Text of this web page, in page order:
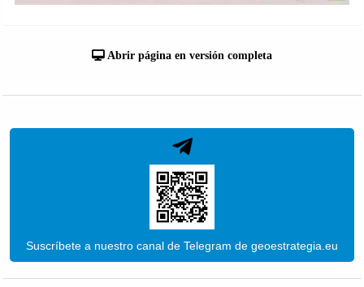
Abrir página en versión completa
Suscríbete a nuestro canal de Telegram de geoestrategia.eu